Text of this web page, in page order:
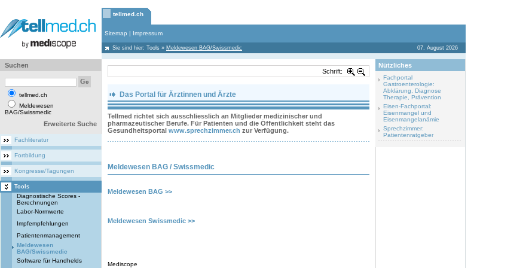
tellmed.ch
Sitemap | Impressum
Sie sind hier: Tools » Meldewesen BAG/Swissmedic 07. August 2026
Suchen
tellmed.ch
Meldewesen
BAG/Swissmedic
Erweiterte Suche
Fachliteratur
Fortbildung
Kongresse/Tagungen
Tools
Diagnostische Scores -
Berechnungen
Labor-Normwerte
Impfempfehlungen
Patientenmanagement
Meldewesen
BAG/Swissmedic
Software für Handhelds
Schrift:
Das Portal für Ärztinnen und Ärzte
Tellmed richtet sich ausschliesslich an Mitglieder medizinischer und
pharmazeutischer Berufe. Für Patienten und die Öffentlichkeit steht das
Gesundheitsportal www.sprechzimmer.ch zur Verfügung.
Meldewesen BAG / Swissmedic
Meldewesen BAG >>
Meldewesen Swissmedic >>
Mediscope
Nützliches
Fachportal
Gastroenterologie:
Abklärung, Diagnose
Therapie, Prävention
Eisen-Fachportal:
Eisenmangel und
Eisenmangelanämie
Sprechzimmer:
Patientenratgeber